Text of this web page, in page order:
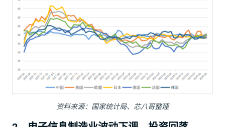
资料来源：国家统计局、芯八哥整理